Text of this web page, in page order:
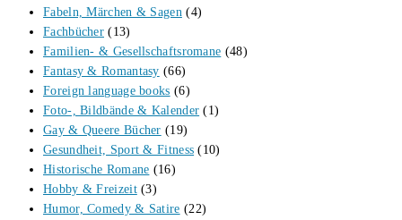
Fabeln, Märchen & Sagen (4)
Fachbücher (13)
Familien- & Gesellschaftsromane (48)
Fantasy & Romantasy (66)
Foreign language books (6)
Foto-, Bildbände & Kalender (1)
Gay & Queere Bücher (19)
Gesundheit, Sport & Fitness (10)
Historische Romane (16)
Hobby & Freizeit (3)
Humor, Comedy & Satire (22)